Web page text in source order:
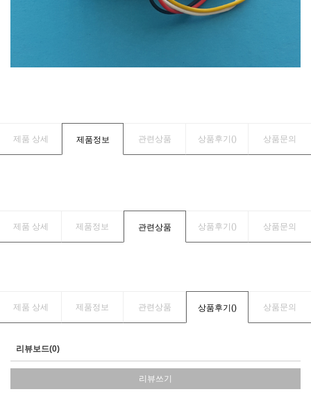
제품 상세 제품정보 관련상품 상품후기() 상품문의
제품 상세 제품정보 관련상품 상품후기() 상품문의
제품 상세 제품정보 관련상품 상품후기() 상품문의
리뷰보드(0)
리뷰쓰기